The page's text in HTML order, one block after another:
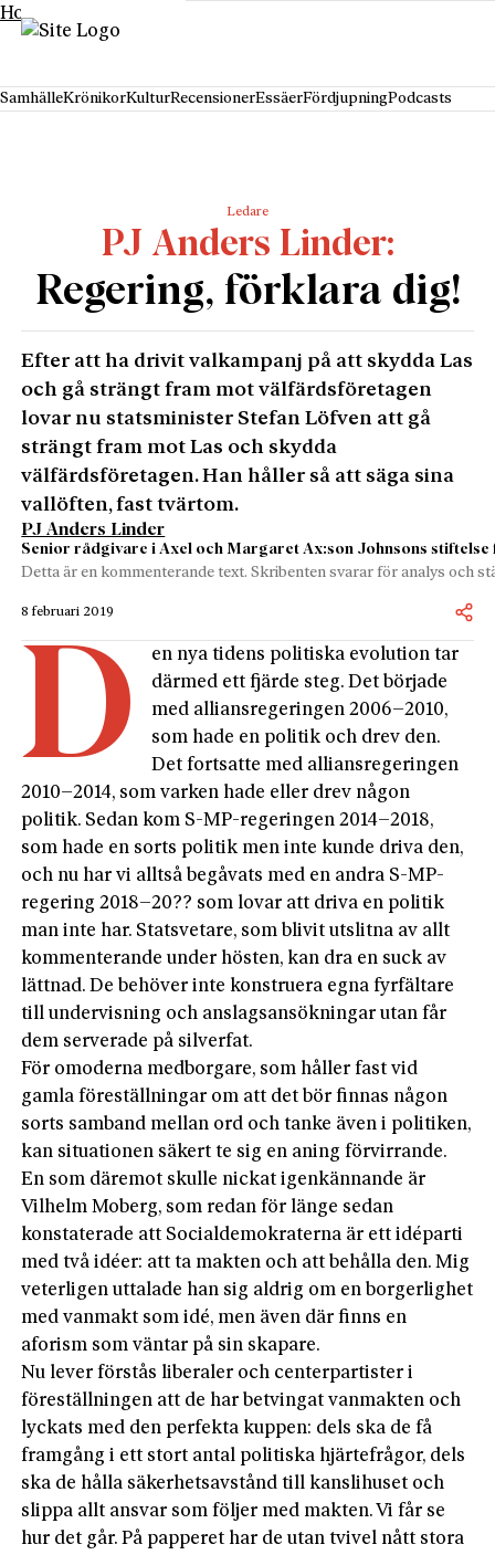
Hoppa till innehåll
SamhälleKrönikorKulturRecensionerEssäerFördjupningPodcasts
Ledare
PJ Anders Linder
Regering, förklara dig!
Efter att ha drivit valkampanj på att skydda Las
och gå strängt fram mot välfärdsföretagen
lovar nu statsminister Stefan Löfven att gå
strängt fram mot Las och skydda
välfärdsföretagen. Han håller så att säga sina
vallöften, fast tvärtom.
PJ Anders Linder
Senior rådgivare i Axel och Margaret Ax:son Johnsons stiftelse
Detta är en kommenterande text. Skribenten svarar för analys och
8 februari 2019
D
en nya tidens politiska evolution tar
därmed ett fjärde steg. Det började
med alliansregeringen 2006–2010,
som hade en politik och drev den.
Det fortsatte med alliansregeringen
2010–2014, som varken hade eller drev någon
politik. Sedan kom S-MP-regeringen 2014–2018,
som hade en sorts politik men inte kunde driva den,
och nu har vi alltså begåvats med en andra S-MP-
regering 2018–20?? som lovar att driva en politik
man inte har. Statsvetare, som blivit utslitna av allt
kommenterande under hösten, kan dra en suck av
lättnad. De behöver inte konstruera egna fyrfältare
till undervisning och anslagsansökningar utan får
dem serverade på silverfat.
För omoderna medborgare, som håller fast vid
gamla föreställningar om att det bör finnas någon
sorts samband mellan ord och tanke även i politiken,
kan situationen säkert te sig en aning förvirrande.
En som däremot skulle nickat igenkännande är
Vilhelm Moberg, som redan för länge sedan
konstaterade att Socialdemokraterna är ett idéparti
med två idéer: att ta makten och att behålla den. Mig
veterligen uttalade han sig aldrig om en borgerlighet
med vanmakt som idé, men även där finns en
aforism som väntar på sin skapare.
Nu lever förstås liberaler och centerpartister i
föreställningen att de har betvingat vanmakten och
lyckats med den perfekta kuppen: dels ska de få
framgång i ett stort antal politiska hjärtefrågor, dels
ska de hålla säkerhetsavstånd till kanslihuset och
slippa allt ansvar som följer med makten. Vi får se
hur det går. På papperet har de utan tvivel nått stora